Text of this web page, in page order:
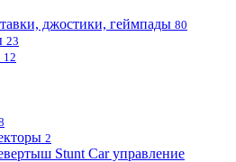
джостики, геймпады 80
23
12
2
Stunt Car управление